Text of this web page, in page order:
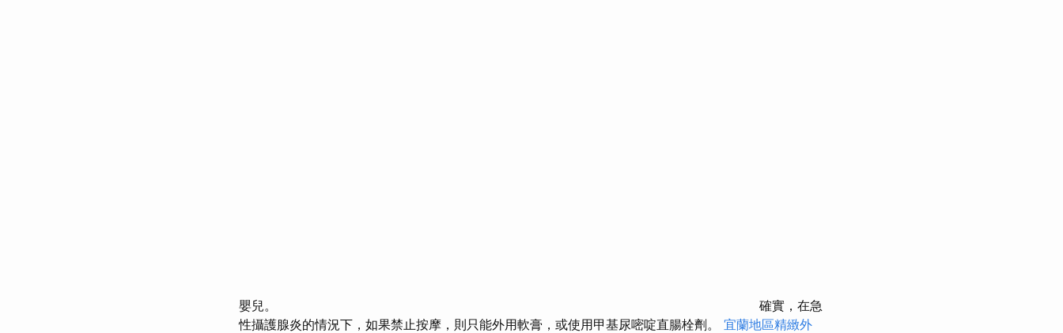
嬰兒。
確實，在急
性攝護腺炎的情況下，如果禁止按摩，則只能外用軟膏，或使用甲基尿嘧啶直腸栓劑。 宜蘭地區精緻外